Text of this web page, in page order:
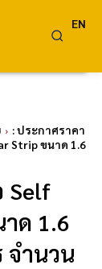
EN
: ประกาศราคา
Strip ขนาด 1.6
Self
ด 1.6
จำนวน